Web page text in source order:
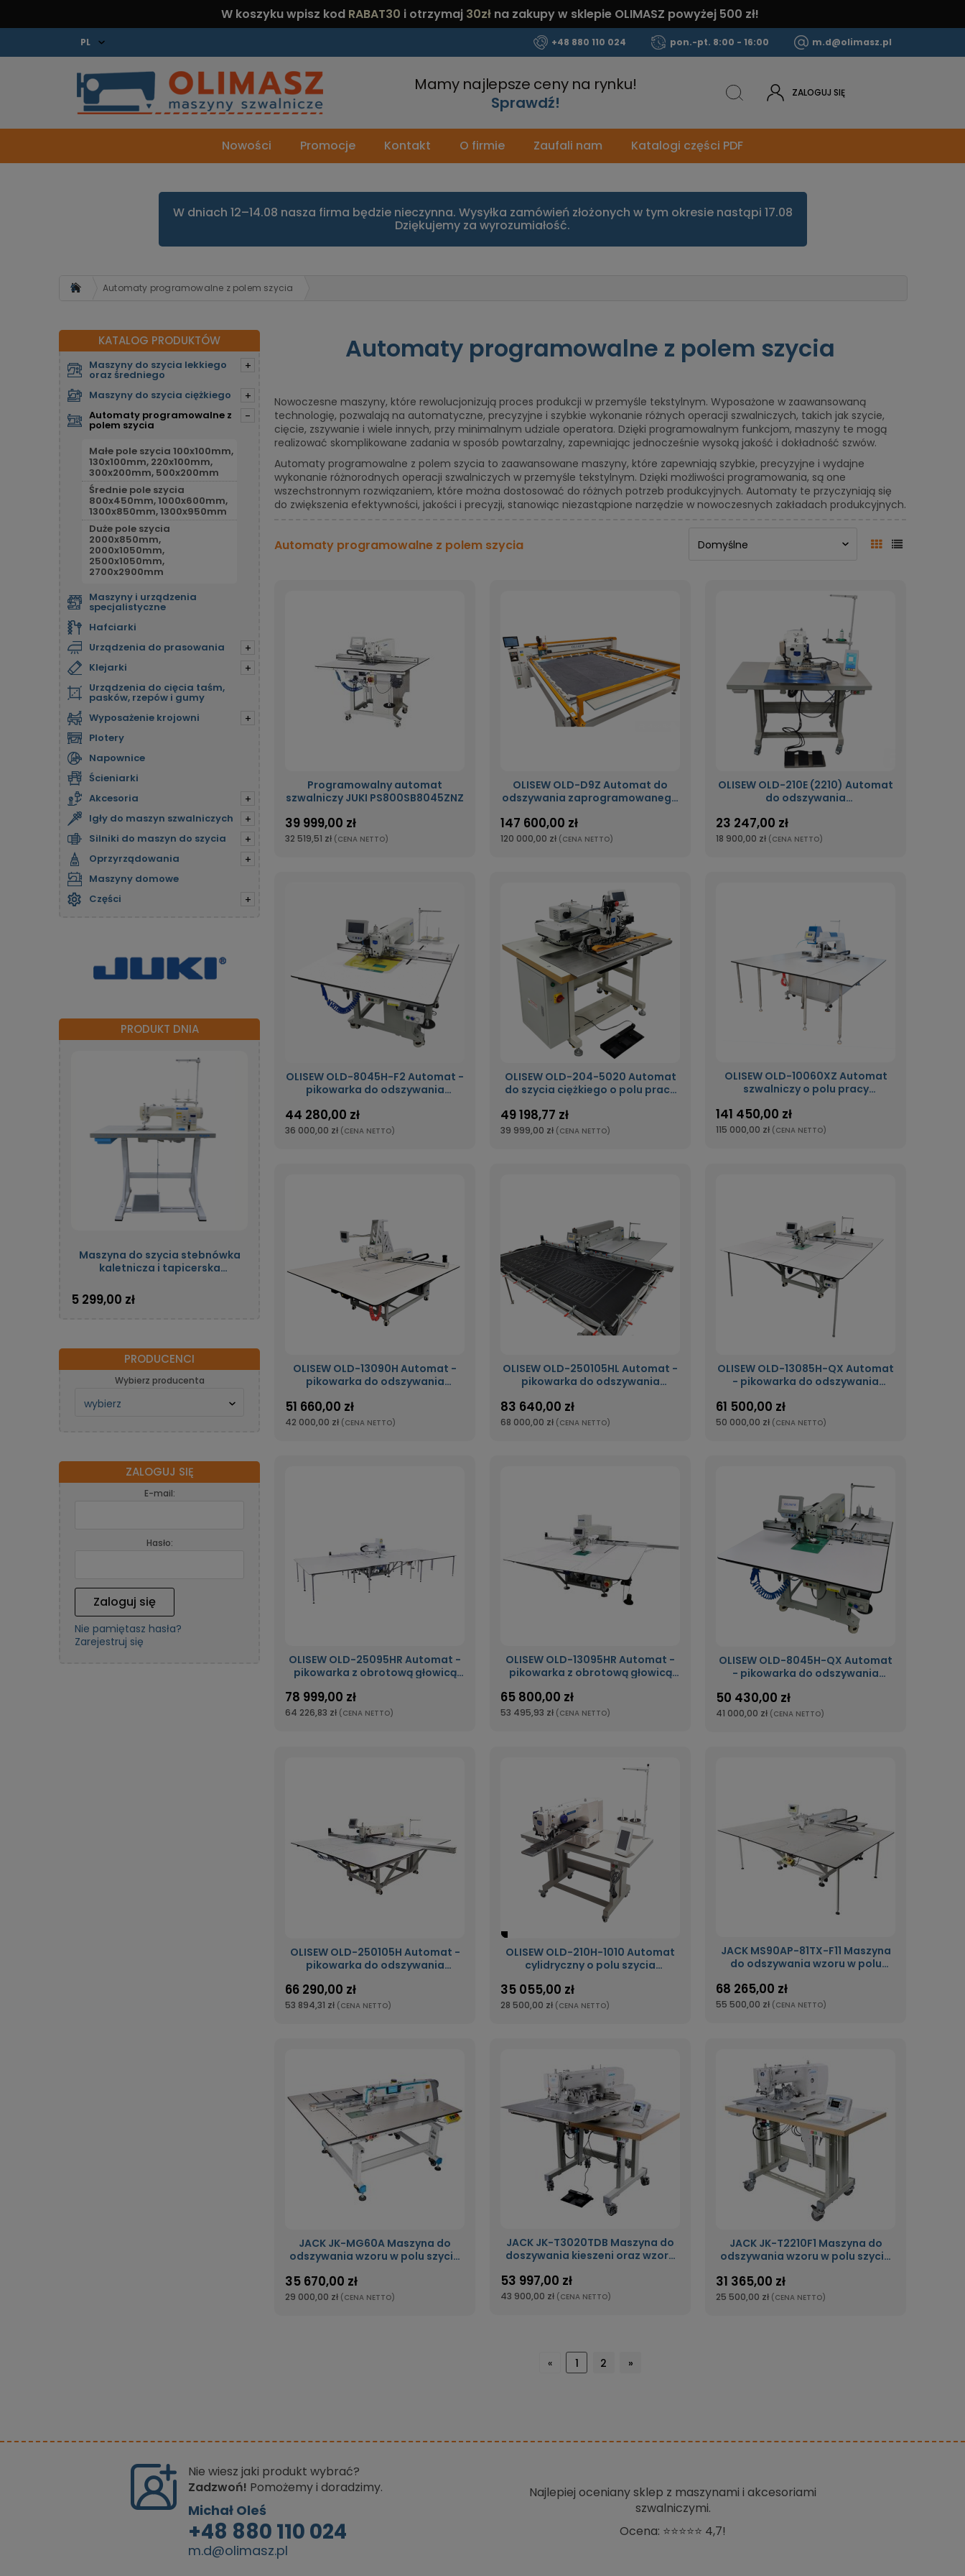
W koszyku wpisz kod RABAT30 i otrzymaj 30złna zakupy w sklepie OLIMASZ powyżej 500 zł!
+48 880 110 024 pon.-pt. 8:00 - 16:00 m.d@olimasz.pl
Mamy najlepsze ceny na rynku!
Sprawdź! ZALOGUJ SIĘ
Nowości Promocje Kontakt O firmie Zaufali nam Katalogi części PDF
W dniach 12–14.08 nasza firma będzie nieczynna. Wysyłka zamówień złożonych w tym okresie nastąpi 17.08
Dziękujemy za wyrozumiałość.
Strona główna Automaty programowalne z polem szycia
KATALOG PRODUKTÓW
+
Maszyny do szycia lekkiego
oraz średniego
+
Maszyny do szycia ciężkiego
-
Automaty programowalne z
polem szycia
Małe pole szycia 100x100mm,
130x100mm, 220x100mm,
300x200mm, 500x200mm
Średnie pole szycia
800x450mm, 1000x600mm,
1300x850mm, 1300x950mm
Duże pole szycia
2000x850mm,
2000x1050mm,
2500x1050mm,
2700x2900mm
Maszyny i urządzenia
specjalistyczne
Hafciarki
+
Urządzenia do prasowania
+
Klejarki
Urządzenia do cięcia taśm,
pasków, rzepów i gumy
+
Wyposażenie krojowni
Plotery
Napownice
Ścieniarki
+
Akcesoria
+
Igły do maszyn szwalniczych
+
Silniki do maszyn do szycia
+
Oprzyrządowania
Maszyny domowe
+
Części
PRODUKT DNIA
Maszyna do szycia stebnówka
kaletnicza i tapicerska
potrójnym transportem oraz
silnikiem energooszczędnym
5 299,00 zł
PRODUCENCI
Wybierz producenta
ZALOGUJ SIĘ
E-mail:
Hasło:
Zaloguj się
Nie pamiętasz hasła?
Zarejestruj się
Automaty programowalne z polem szycia
Nowoczesne maszyny, które rewolucjonizują proces produkcji w przemyśle tekstylnym. Wyposażone w zaawansowaną
technologię, pozwalają na automatyczne, precyzyjne i szybkie wykonanie różnych operacji szwalniczych, takich jak szycie,
cięcie, zszywanie i wiele innych, przy minimalnym udziale operatora. Dzięki programowalnym funkcjom, maszyny te mogą
realizować skomplikowane zadania w sposób powtarzalny, zapewniając jednocześnie wysoką jakość i dokładność szwów.
Automaty programowalne z polem szycia to zaawansowane maszyny, które zapewniają szybkie, precyzyjne i wydajne
wykonanie różnorodnych operacji szwalniczych w przemyśle tekstylnym. Dzięki możliwości programowania, są one
wszechstronnym rozwiązaniem, które można dostosować do różnych potrzeb produkcyjnych. Automaty te przyczyniają się
do zwiększenia efektywności, jakości i precyzji, stanowiąc niezastąpione narzędzie w nowoczesnych zakładach produkcyjnych.
Automaty programowalne z polem szycia
Programowalny automat
szwalniczy JUKI PS800SB8045ZNZ
39 999,00 zł
32 519,51 zł (CENA NETTO)
OLISEW OLD-D9Z Automat do
odszywania zaprogramowanego
2700x2900mm
147 600,00 zł
120 000,00 zł (CENA NETTO)
OLISEW OLD-210E (2210) Automat
do odszywania
polu szycia 220mm x 100mm
23 247,00 zł
18 900,00 zł (CENA NETTO)
OLISEW OLD-8045H-F2 Automat -
pikowarka do odszywania
polu szycia 800x450mm z klamrą
przesuwną
44 280,00 zł
36 000,00 zł (CENA NETTO)
OLISEW OLD-204-5020 Automat
do szycia ciężkiego o polu pracy
49 198,77 zł
39 999,00 zł (CENA NETTO)
OLISEW OLD-10060XZ Automat
szwalniczy o polu pracy
odszywania zaprogramowanego
wzoru z obrotową głowicą 360°
141 450,00 zł
115 000,00 zł (CENA NETTO)
OLISEW OLD-13090H Automat -
pikowarka do odszywania
polu szycia 1300x900mm
wyposażony w podnoszoną
51 660,00 zł
42 000,00 zł (CENA NETTO)
OLISEW OLD-250105HL Automat -
pikowarka do odszywania
polu szycia 2500x1050mm z
laserem do cięcia materiału
83 640,00 zł
68 000,00 zł (CENA NETTO)
OLISEW OLD-13085H-QX Automat
- pikowarka do odszywania
polu szycia 1300x850mm z nożem
do odkrawania materiału
61 500,00 zł
50 000,00 zł (CENA NETTO)
OLISEW OLD-25095HR Automat -
pikowarka z obrotową głowicą
78 999,00 zł
64 226,83 zł (CENA NETTO)
OLISEW OLD-13095HR Automat -
pikowarka z obrotową głowicą
65 800,00 zł
53 495,93 zł (CENA NETTO)
OLISEW OLD-8045H-QX Automat
- pikowarka do odszywania
polu szycia 800x450mm z nożem
do odkrawania materiału
50 430,00 zł
41 000,00 zł (CENA NETTO)
OLISEW OLD-250105H Automat -
pikowarka do odszywania
polu szycia 2500x1050mm
66 290,00 zł
53 894,31 zł (CENA NETTO)
OLISEW OLD-210H-1010 Automat
cylidryczny o polu szycia
35 055,00 zł
28 500,00 zł (CENA NETTO)
JACK MS90AP-81TX-F11 Maszyna
do odszywania wzoru w polu
chwytacz, odkrawacz laserowy
68 265,00 zł
55 500,00 zł (CENA NETTO)
JACK JK-MG60A Maszyna do
odszywania wzoru w polu szycia
35 670,00 zł
29 000,00 zł (CENA NETTO)
JACK JK-T3020TDB Maszyna do
doszywania kieszeni oraz wzoru
53 997,00 zł
43 900,00 zł (CENA NETTO)
JACK JK-T2210F1 Maszyna do
odszywania wzoru w polu szycia
31 365,00 zł
25 500,00 zł (CENA NETTO)
« 1 2 »
Nie wiesz jaki produkt wybrać?
Zadzwoń! Pomożemy i doradzimy.
Michał Oleś
+48 880 110 024
m.d@olimasz.pl
Najlepiej oceniany sklep z maszynami i akcesoriami
szwalniczymi.
Ocena: ⭐⭐⭐⭐⭐ 4,7!